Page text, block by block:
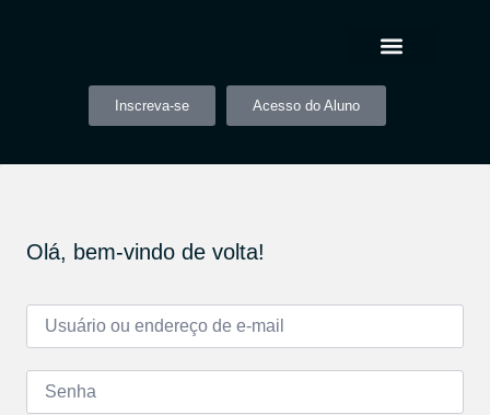
Inscreva-se Acesso do Aluno
Olá, bem-vindo de volta!